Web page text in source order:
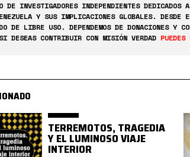
DE INVESTIGADORES INDEPENDIENTES DEDICADOS
Y SUS IMPLICACIONES GLOBALES. DESDE
DE LIBRE USO. DEPENDEMOS DE DONACIONES Y
DESEAS CONTRIBUIR CON MISIÓN VERDAD PUEDES
TERREMOTOS, TRAGEDIA
Y EL LUMINOSO VIAJE
INTERIOR